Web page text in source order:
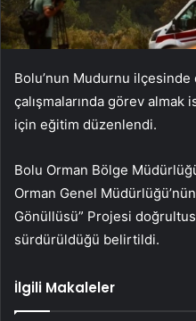
Bolu’nun Mudurnu ilçesinde
çalışmalarında görev
için eğitim düzenlendi.
Bolu Orman Bölge
Orman Genel
Gönüllüsü” Projesi
sürdürüldüğü belirtildi.
İlgili Makaleler